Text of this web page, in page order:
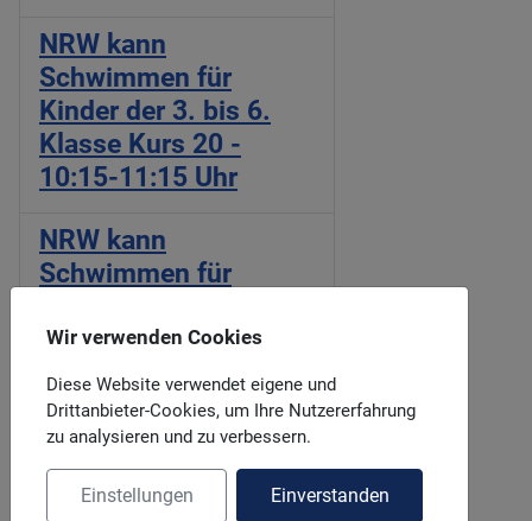
Wir verwenden Cookies
Diese Website verwendet eigene und
Drittanbieter-Cookies, um Ihre Nutzererfahrung
zu analysieren und zu verbessern.
Einstellungen Einverstanden
NRW kann
Schwimmen für
Kinder der 3. bis 6.
Klasse Kurs 20 -
10:15-11:15 Uhr
NRW kann
Schwimmen für
Klasse Kurs 21 -
11:00-11:45 Uhr
NRW kann
Schwimmen für
Kinder der 3. bis 6.